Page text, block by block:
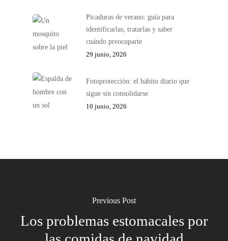
Picaduras de verano: guía para
identificarlas, tratarlas y saber
cuándo preocuparte
29 junio, 2026
Fotoprotección: el hábito diario que
sigue sin consolidarse
10 junio, 2026
Previous Post
Los problemas estomacales por